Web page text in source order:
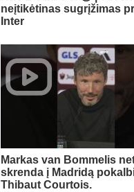
neįtikėtinas sugrįžimas
Inter
Markas van Bommelis
skrenda į Madridą
Thibaut Courtois.